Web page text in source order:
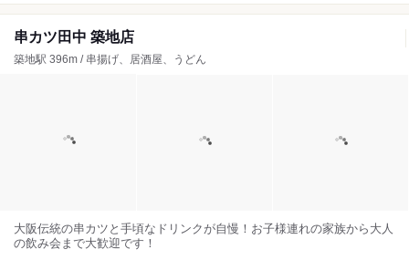
串カツ田中 築地店
築地駅 396m / 串揚げ、居酒屋、うどん
大阪伝統の串カツと手頃なドリンクが自慢！お子様連れの家族から大人
の飲み会まで大歓迎です！